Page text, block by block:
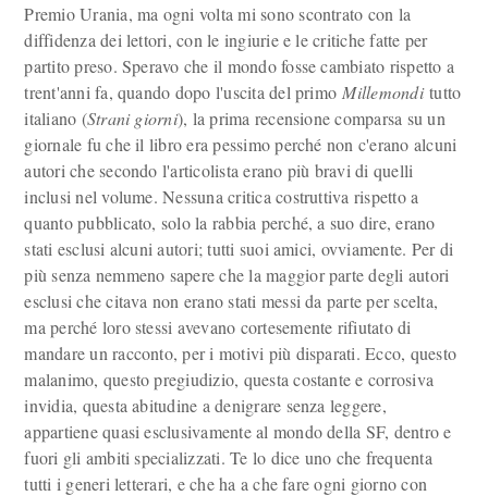
Premio Urania, ma ogni volta mi sono scontrato con la
diffidenza dei lettori, con le ingiurie e le critiche fatte per
partito preso. Speravo che il mondo fosse cambiato rispetto a
trent'anni fa, quando dopo l'uscita del primo Millemonditutto
italiano (Strani giorni), la prima recensione comparsa su un
giornale fu che il libro era pessimo perché non c'erano alcuni
autori che secondo l'articolista erano più bravi di quelli
inclusi nel volume. Nessuna critica costruttiva rispetto a
quanto pubblicato, solo la rabbia perché, a suo dire, erano
stati esclusi alcuni autori; tutti suoi amici, ovviamente. Per di
più senza nemmeno sapere che la maggior parte degli autori
esclusi che citava non erano stati messi da parte per scelta,
ma perché loro stessi avevano cortesemente rifiutato di
mandare un racconto, per i motivi più disparati. Ecco, questo
malanimo, questo pregiudizio, questa costante e corrosiva
invidia, questa abitudine a denigrare senza leggere,
appartiene quasi esclusivamente al mondo della SF, dentro e
fuori gli ambiti specializzati. Te lo dice uno che frequenta
tutti i generi letterari, e che ha a che fare ogni giorno con